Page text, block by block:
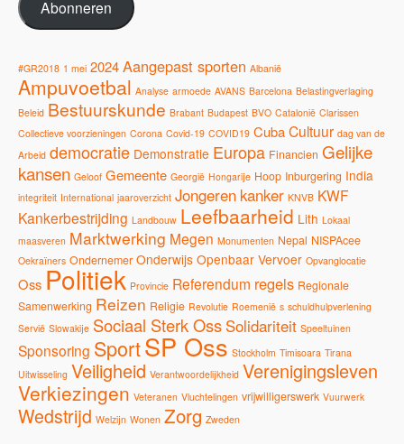
Abonneren
#GR2018 1 mei 2024Aangepast sporten Albanië
Ampuvoetbal Analyse armoede AVANS Barcelona Belastingverlaging
Beleid Bestuurskunde Brabant Budapest BVO Catalonië Clarissen
Collectieve voorzieningen Corona Covid-19 COVID19 CubaCultuur dag van de
Arbeid democratie Demonstratie Europa Financien Gelijke
kansen Geloof Gemeente Georgië Hongarije Hoop Inburgering India
integriteit International jaaroverzicht Jongeren kanker KNVB KWF
Kankerbestrijding Landbouw Leefbaarheid Lith Lokaal
maasveren Marktwerking Megen Monumenten Nepal NISPAcee
Oekraïners Ondernemer Onderwijs Openbaar Vervoer Opvanglocatie
Oss Politiek Provincie Referendum regels Regionale
Samenwerking Reizen Religie Revolutie Roemenië s schuldhulpverlening
Servië Slowakije Sociaal Sterk Oss Solidariteit Speeltuinen
Sponsoring SportSP Oss Stockholm Timisoara Tirana
Uitwisseling Veiligheid Verantwoordelijkheid Verenigingsleven
Verkiezingen Veteranen Vluchtelingen vrijwilligerswerk Vuurwerk
Wedstrijd Welzijn Wonen Zorg Zweden